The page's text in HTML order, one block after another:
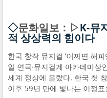
◇문화일보：▷K-뮤
적 상상력의 힘이다
한국 창작 뮤지컬 ‘어쩌면 해
일 연극·뮤지컬계 아카데미상
세계 정상에 올랐다. 한국 첫
이후 59년 만에 빛나는 이정